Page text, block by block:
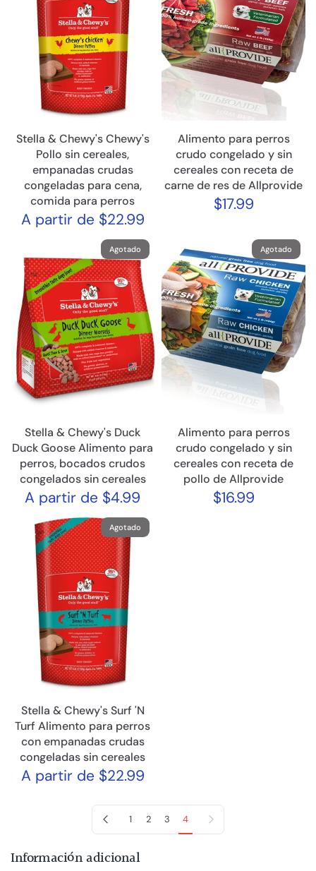
Stella & Chewy's Chewy's
Pollo sin cereales,
empanadas crudas
congeladas para cena,
comida para perros
A partir de $22.99
Alimento para perros
crudo congelado y sin
cereales con receta de
carne de res de Allprovide
$17.99
Agotado
Stella & Chewy's Duck
Duck Goose Alimento para
perros, bocados crudos
congelados sin cereales
A partir de $4.99
Agotado
Alimento para perros
crudo congelado y sin
cereales con receta de
pollo de Allprovide
$16.99
Agotado
Stella & Chewy's Surf 'N
Turf Alimento para perros
con empanadas crudas
congeladas sin cereales
A partir de $22.99
Pagina anterior1 2 3 4 Página siguiente
Información adicional